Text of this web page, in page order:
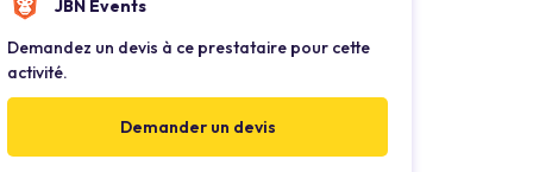
JBN Events
Demandez un devis à ce prestataire pour cette
activité.
Demander un devis